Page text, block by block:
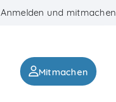
Anmelden und mitmachen
Mitmachen